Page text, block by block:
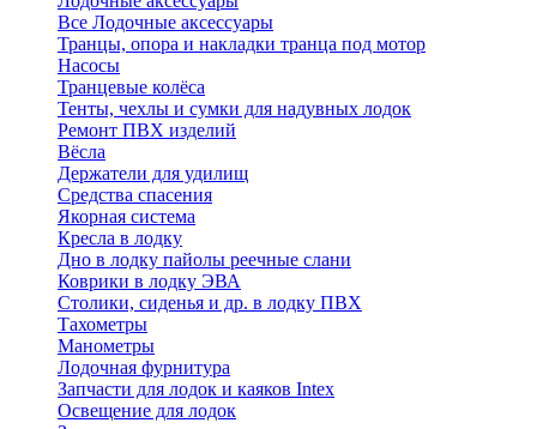
Все Лодочные аксессуары
Транцы, опора и накладки транца под мотор
Насосы
Транцевые колёса
Тенты, чехлы и сумки для надувных лодок
Ремонт ПВХ изделий
Вёсла
Держатели для удилищ
Средства спасения
Якорная система
Кресла в лодку
Дно в лодку пайолы реечные слани
Коврики в лодку ЭВА
Столики, сиденья и др. в лодку ПВХ
Тахометры
Манометры
Лодочная фурнитура
Запчасти для лодок и каяков Intex
Освещение для лодок